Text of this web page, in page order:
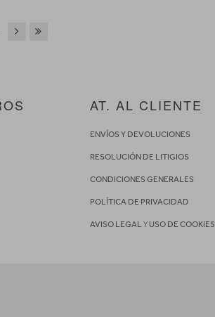
AT. AL CLIENTE
ENVÍOS Y DEVOLUCIONES
RESOLUCIÓN DE LITIGIOS
CONDICIONES GENERALES
POLÍTICA DE PRIVACIDAD
AVISO LEGALY USO DE COOKIES